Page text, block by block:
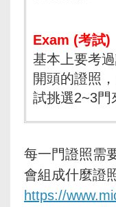
Exam (考試)
基本上要考
開頭的證照
試挑選2~3門
每一門證照需
會組成什麼證
https://